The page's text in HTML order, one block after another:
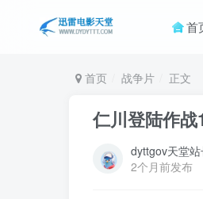
首
首页 战争片 正文
仁川登陆作
dyttgov天堂站
2个月前发布